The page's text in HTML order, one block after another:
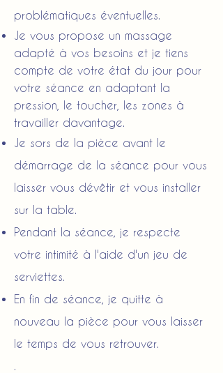
problématiques éventuelles.
Je vous propose un massage
adapté à vos besoins et je tiens
compte de votre état du jour pour
votre séance en adaptant la
pression, le toucher, les zones à
travailler davantage.
Je sors de la pièce avant le
démarrage de la séance pour vous
laisser vous dévêtir et vous installer
sur la table.
Pendant la séance, je respecte
votre intimité à l'aide d'un jeu de
serviettes.
En fin de séance, je quitte à
nouveau la pièce pour vous laisser
le temps de vous retrouver.
.